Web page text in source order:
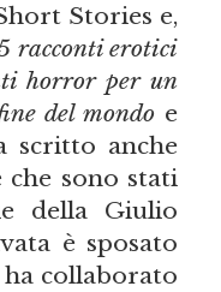
Stories e,
racconti erotici
horror per un
del mondo e
scritto anche
sono stati
della Giulio
è sposato
collaborato